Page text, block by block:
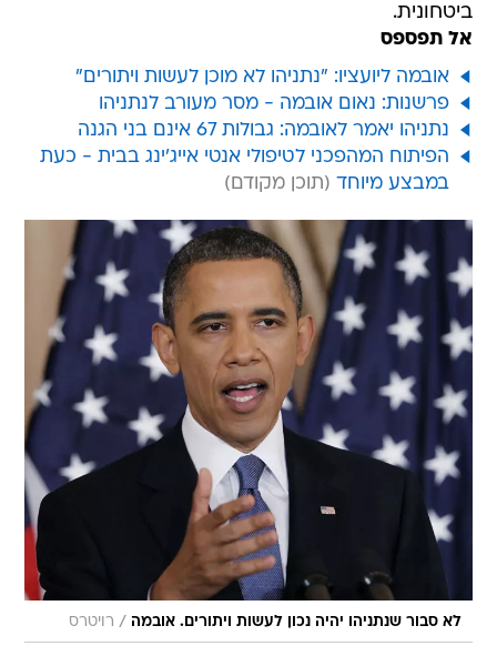
ביטחונית.
אל תפספס
אובמה ליועציו: "נתניהו לא מוכן לעשות ויתורים"
פרשנות: נאום אובמה - מסר מעורב לנתניהו
נתניהו יאמר לאובמה: גבולות 67 אינם בני הגנה
הפיתוח המהפכני לטיפולי אנטי אייג'ינג בבית - כעת
במבצע מיוחד
לא סבור שנתניהו יהיה נכון לעשות ויתורים. אובמה / רויטרס